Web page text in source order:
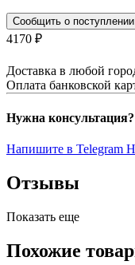
Сообщить о
4170 ₽
Доставка в любой
Оплата банковской
Нужна консультация?
Напишите в Telegram
Отзывы
Показать еще
Похожие